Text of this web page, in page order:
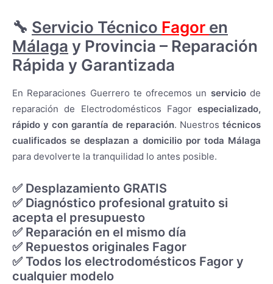
Johnson
Kunft
LG
Liebherr
Lynx
Miele
Mitsubishi
Neff
New Pol
Otsein
Panasonic
Pando
Samsung
Siemens
Smeg
Taurus
Teka
Whirlpool
Zanussi
Áreas de servicio
Alhaurín de la Torre
🔧 Servicio Técnico Fagor en
Málaga y Provincia – Reparación
Rápida y Garantizada
En Reparaciones Guerrero te ofrecemos un serviciode
reparación de Electrodomésticos Fagor especializado,
rápido y con garantía de reparación. Nuestrostécnicos
cualificados se desplazan a domicilio por toda Málaga
para devolverte la tranquilidad lo antes posible.
✅ Desplazamiento GRATIS
✅ Diagnóstico profesional gratuito si
acepta el presupuesto
✅ Reparación en el mismo día
✅ Repuestos originales Fagor
✅ Todos los electrodomésticos Fagor y
cualquier modelo